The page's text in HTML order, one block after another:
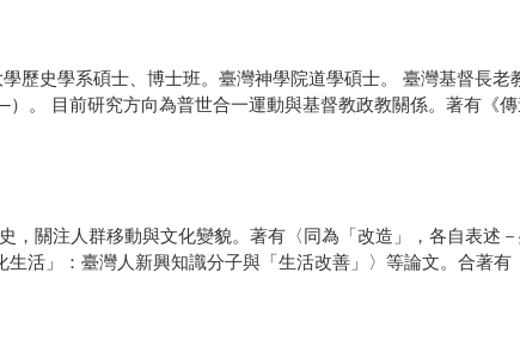
歷史學系碩士、博士班。臺灣神學院道學碩士。 臺灣基督長
。 目前研究方向為普世合一運動與基督教政教關係。著有《
，關注人群移動與文化變貌。著有〈同為「改造」，各自表述
活」：臺灣人新興知識分子與「生活改善」〉等論文。合著